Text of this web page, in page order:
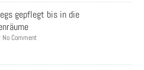
gepflegt bis in die
Comment